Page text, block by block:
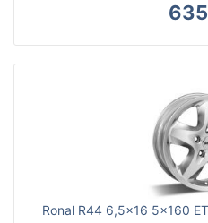
Ronal R44 6,5x16 5x160